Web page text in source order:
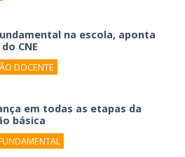
na escola, aponta
CNE
DOCENTE
em todas as etapas da
básica